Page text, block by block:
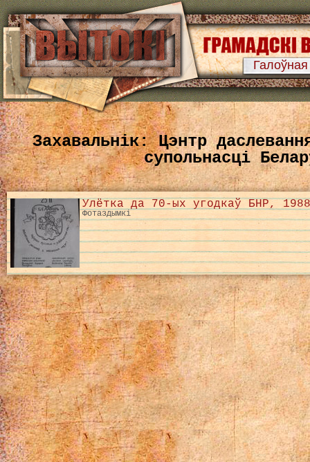
Галоўная
Захавальнік: Цэнтр
супольнасці
Улётка да 70-ых угодкаў БНР,
Фотаздымкі